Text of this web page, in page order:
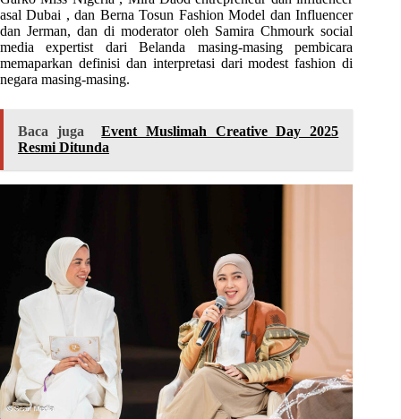
asal Dubai , dan Berna Tosun Fashion Model dan Influencer
dan Jerman, dan di moderator oleh Samira Chmourk social
media expertist dari Belanda masing-masing pembicara
memaparkan definisi dan interpretasi dari modest fashion di
negara masing-masing.
Baca juga
Event Muslimah Creative Day 2025
Resmi Ditunda